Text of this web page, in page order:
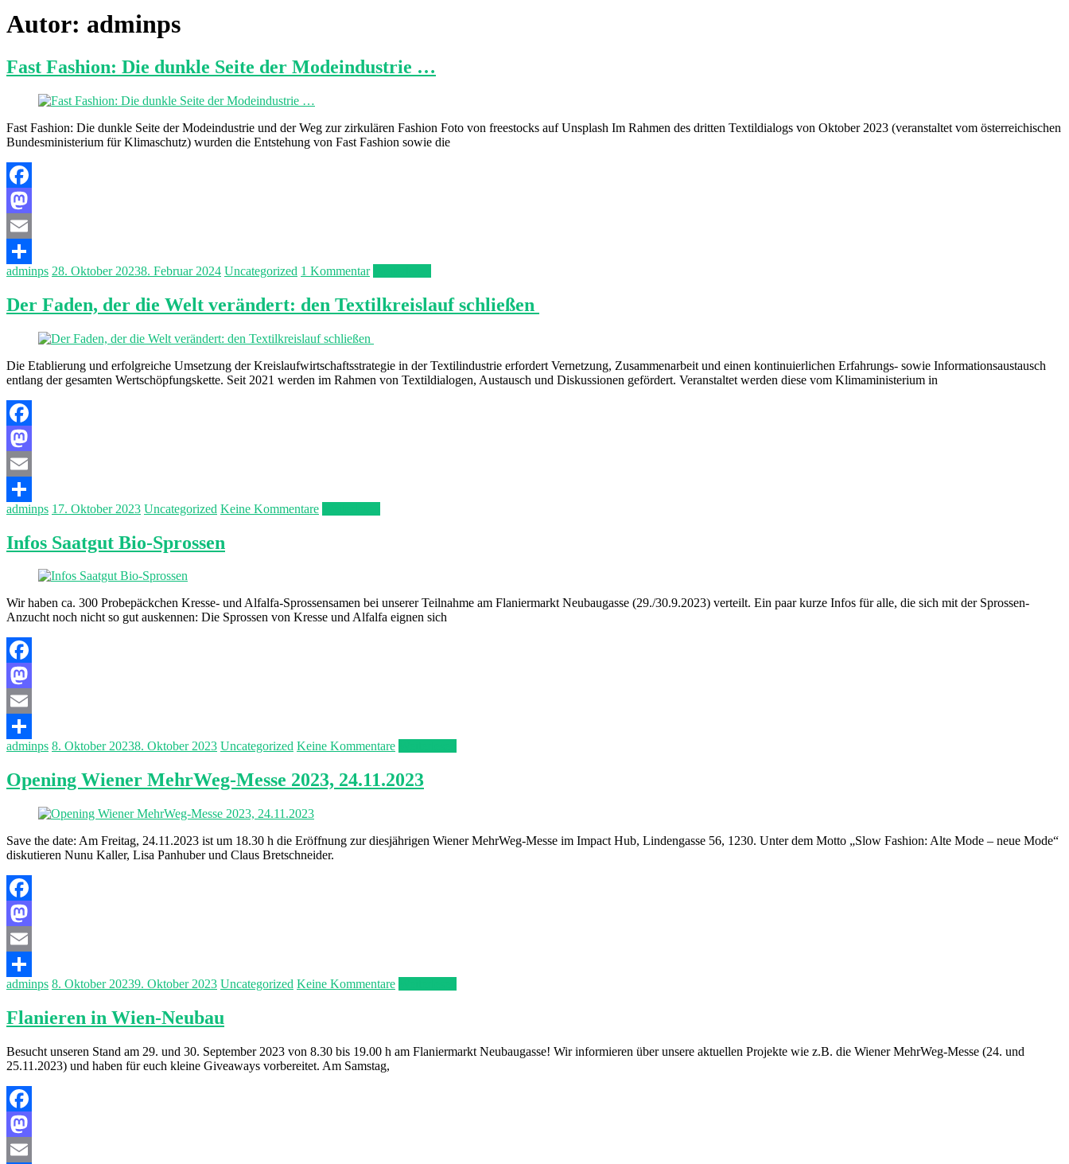
Autor: adminps
Fast Fashion: Die dunkle Seite der Modeindustrie …
Fast Fashion: Die dunkle Seite der Modeindustrie und der Weg zur zirkulären Fashion Foto von freestocks auf Unsplash Im Rahmen des dritten Textildialogs von Oktober 2023 (veranstaltet vom österreichischen
Bundesministerium für Klimaschutz) wurden die Entstehung von Fast Fashion sowie die
Facebook
Mastodon
Email
Teilen
adminps 28. Oktober 20238. Februar 2024 Uncategorized 1 Kommentar
Der Faden, der die Welt verändert: den Textilkreislauf schließen
Die Etablierung und erfolgreiche Umsetzung der Kreislaufwirtschaftsstrategie in der Textilindustrie erfordert Vernetzung, Zusammenarbeit und einen kontinuierlichen Erfahrungs- sowie Informationsaustausch
entlang der gesamten Wertschöpfungskette. Seit 2021 werden im Rahmen von Textildialogen, Austausch und Diskussionen gefördert. Veranstaltet werden diese vom Klimaministerium in
Facebook
Mastodon
Email
Teilen
adminps 17. Oktober 2023 Uncategorized Keine Kommentare
Infos Saatgut Bio-Sprossen
Wir haben ca. 300 Probepäckchen Kresse- und Alfalfa-Sprossensamen bei unserer Teilnahme am Flaniermarkt Neubaugasse (29./30.9.2023) verteilt. Ein paar kurze Infos für alle, die sich mit der Sprossen-
Anzucht noch nicht so gut auskennen: Die Sprossen von Kresse und Alfalfa eignen sich
Facebook
Mastodon
Email
Teilen
adminps 8. Oktober 20238. Oktober 2023 Uncategorized Keine Kommentare
Opening Wiener MehrWeg-Messe 2023, 24.11.2023
Save the date: Am Freitag, 24.11.2023 ist um 18.30 h die Eröffnung zur diesjährigen Wiener MehrWeg-Messe im Impact Hub, Lindengasse 56, 1230. Unter dem Motto „Slow Fashion: Alte Mode – neue Mode“
diskutieren Nunu Kaller, Lisa Panhuber und Claus Bretschneider.
Facebook
Mastodon
Email
Teilen
adminps 8. Oktober 20239. Oktober 2023 Uncategorized Keine Kommentare
Flanieren in Wien-Neubau
Besucht unseren Stand am 29. und 30. September 2023 von 8.30 bis 19.00 h am Flaniermarkt Neubaugasse! Wir informieren über unsere aktuellen Projekte wie z.B. die Wiener MehrWeg-Messe (24. und
25.11.2023) und haben für euch kleine Giveaways vorbereitet. Am Samstag,
Facebook
Mastodon